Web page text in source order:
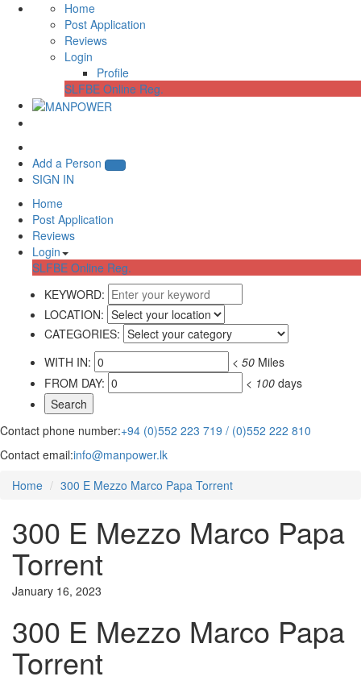
Home
Post Application
Reviews
Login
Profile
SLFBE Online Reg.
Add a Person
SIGN IN
Home
Post Application
Reviews
Login
SLFBE Online Reg.
KEYWORD:
LOCATION:
CATEGORIES:
WITH IN:
< 50 Miles
FROM DAY:
< 100 days
Contact phone number:+94 (0)552 223 719 / (0)552 222 810
Contact email:info@manpower.lk
Home
300 E Mezzo Marco Papa Torrent
300 E Mezzo Marco Papa
Torrent
January 16, 2023
300 E Mezzo Marco Papa
Torrent